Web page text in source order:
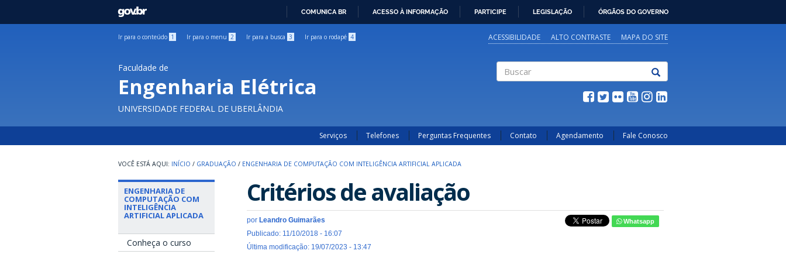
GOVBR
COMUNICA BR ACESSO À INFORMAÇÃO PARTICIPE LEGISLAÇÃO ÓRGÃOS DO GOVERNO
Ir para o conteúdo 1 Ir para o menu 2 Ir para a busca 3 Ir para o rodapé 4 ACESSIBILIDADE ALTO CONTRASTE MAPA DO SITE
Faculdade de
Engenharia Elétrica
UNIVERSIDADE FEDERAL DE UBERLÂNDIA
Serviços Telefones Perguntas Frequentes Contato Agendamento Fale Conosco
INÍCIO / GRADUAÇÃO / ENGENHARIA DE COMPUTAÇÃO COM INTELIGÊNCIA ARTIFICIAL APLICADA
ENGENHARIA DE
COMPUTAÇÃO COM
INTELIGÊNCIA
ARTIFICIAL APLICADA
Conheça o curso
Critérios de avaliação
por Leandro Guimarães
Publicado: 11/10/2018 - 16:07
Última modificação: 19/07/2023 - 13:47
Whatsapp